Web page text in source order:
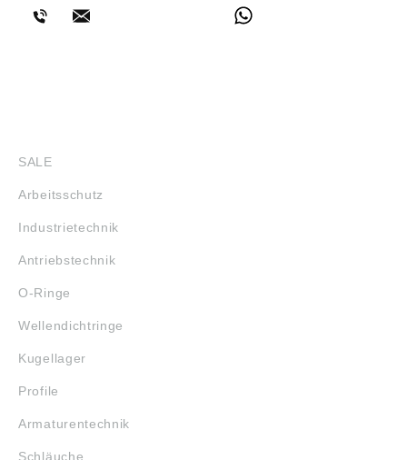
SALE
Arbeitsschutz
Industrietechnik
Antriebstechnik
O-Ringe
Wellendichtringe
Kugellager
Profile
Armaturentechnik
Schläuche